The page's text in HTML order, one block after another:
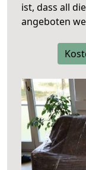
ist, dass all
angeboten